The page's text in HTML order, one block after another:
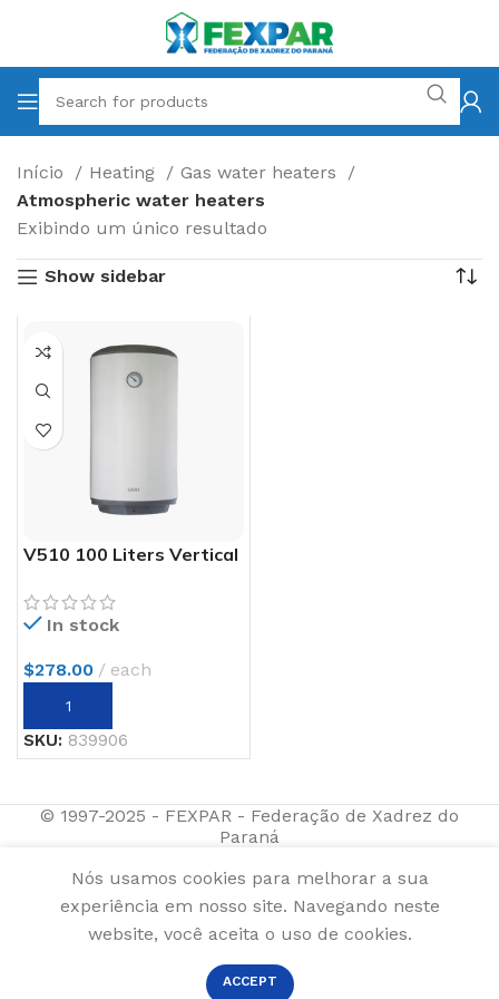
Início Heating
Gas water heaters
Atmospheric water heaters
Exibindo um único resultado
Show sidebar
V510 100 Liters Vertical
In stock
$278.00 each
SKU: 839906
© 1997-2025 - FEXPAR - Federação de Xadrez do
Paraná
Nós usamos cookies para melhorar a sua
experiência em nosso site. Navegando neste
website, você aceita o uso de cookies.
ACCEPT